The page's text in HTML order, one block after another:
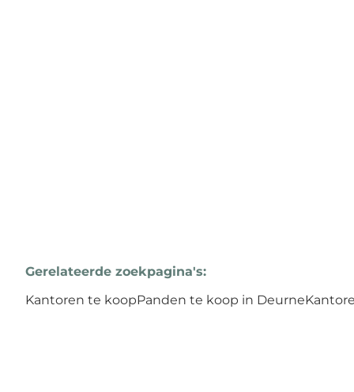
Gerelateerde zoekpagina's:
Kantoren te koopPanden te koop in Deurne